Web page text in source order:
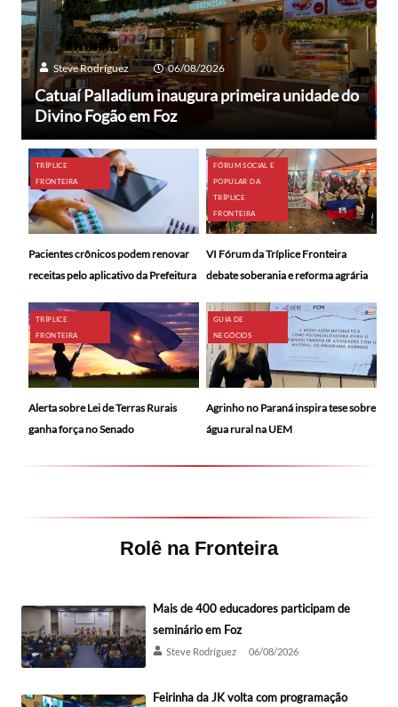
Steve Rodríguez 06/08/2026
Catuaí Palladium inaugura primeira unidade do
Divino Fogão em Foz
TRÍPLICE
FRONTEIRA
Pacientes crônicos podem renovar
receitas pelo aplicativo da Prefeitura
FÓRUM SOCIAL E
POPULAR DA
TRÍPLICE
FRONTEIRA
VI Fórum da Tríplice Fronteira
debate soberania e reforma agrária
TRÍPLICE
FRONTEIRA
Alerta sobre Lei de Terras Rurais
ganha força no Senado
GUIA DE
NEGÓCIOS
Agrinho no Paraná inspira tese sobre
água rural na UEM
Rolê na Fronteira
Mais de 400 educadores participam de
seminário em Foz
Steve Rodríguez 06/08/2026
Feirinha da JK volta com programação